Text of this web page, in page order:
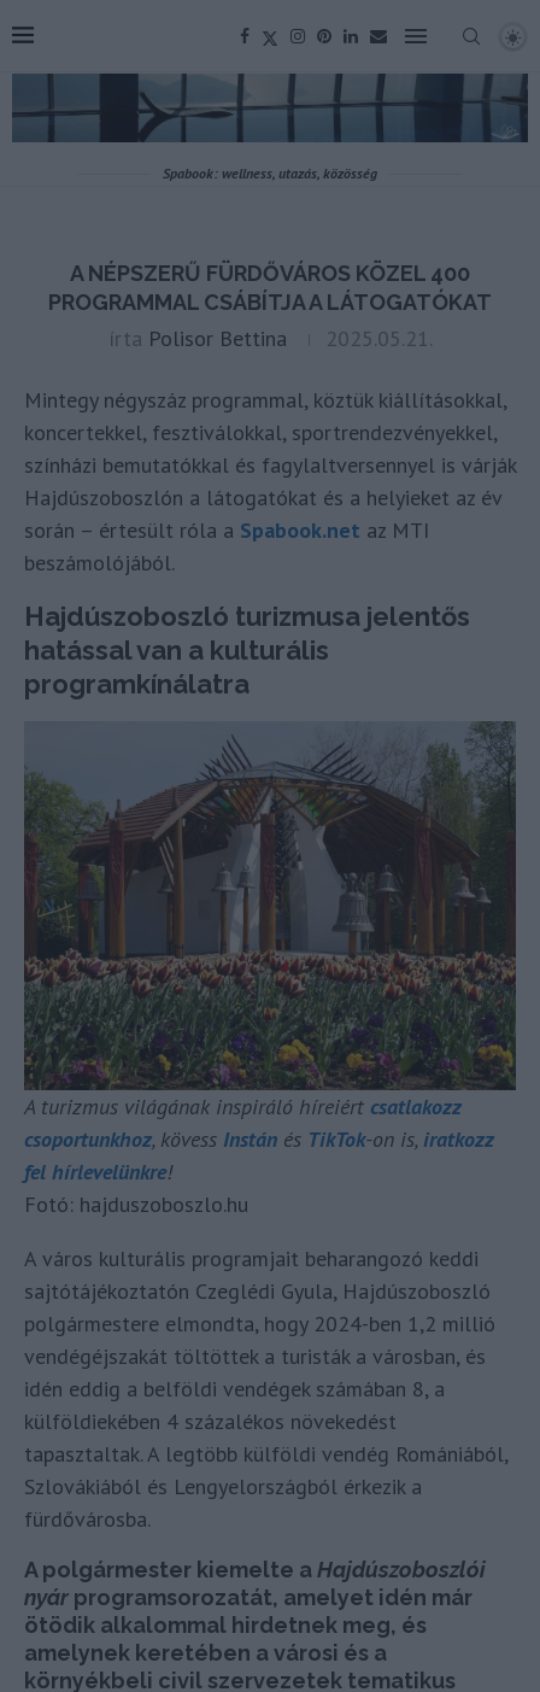
Spabook: wellness, utazás, közösség
A NÉPSZERŰ FÜRDŐVÁROS KÖZEL 400
PROGRAMMAL CSÁBÍTJA A LÁTOGATÓKAT
írta Polisor Bettina 2025.05.21.
Mintegy négyszáz programmal, köztük kiállításokkal,
koncertekkel, fesztiválokkal, sportrendezvényekkel,
színházi bemutatókkal és fagylaltversennyel is várják
Hajdúszoboszlón a látogatókat és a helyieket az év
során – értesült róla a Spabook.net az MTI
beszámolójából.
Hajdúszoboszló turizmusa jelentős
hatással van a kulturális
programkínálatra
A turizmus világának inspiráló híreiért csatlakozz
csoportunkhoz, kövess Instán és TikTok-on is, iratkozz
fel hírlevelünkre!
Fotó: hajduszoboszlo.hu
A város kulturális programjait beharangozó keddi
sajtótájékoztatón Czeglédi Gyula, Hajdúszoboszló
polgármestere elmondta, hogy 2024-ben 1,2 millió
vendégéjszakát töltöttek a turisták a városban, és
idén eddig a belföldi vendégek számában 8, a
külföldiekében 4 százalékos növekedést
tapasztaltak. A legtöbb külföldi vendég Romániából,
Szlovákiából és Lengyelországból érkezik a
fürdővárosba.
A polgármester kiemelte aHajdúszoboszlói
nyár programsorozatát, amelyet idén már
ötödik alkalommal hirdetnek meg, és
amelynek keretében a városi és a
környékbeli civil szervezetek tematikus